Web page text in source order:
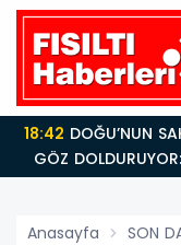
18:42
GÖZ
Anasayfa SON